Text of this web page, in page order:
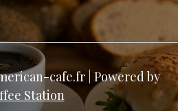
cafe.fr | Powered by
Station